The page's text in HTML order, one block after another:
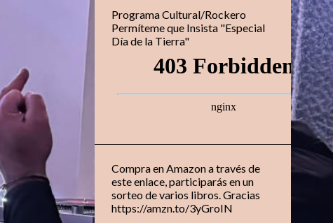
Programa Cultural/Rockero
Permíteme que Insista "Especial
Día de la Tierra"
Compra en Amazon a través de
este enlace, participarás en un
sorteo de varios libros. Gracias
https://amzn.to/3yGroIN